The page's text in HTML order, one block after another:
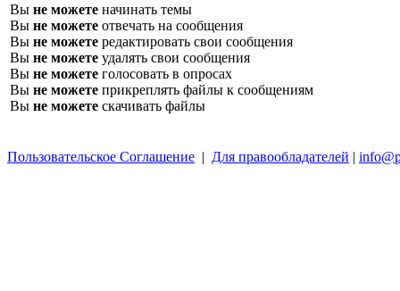
Вы не можете начинать темы
Вы не можете отвечать на сообщения
Вы не можете редактировать свои сообщения
Вы не можете удалять свои сообщения
Вы не можете голосовать в опросах
Вы не можете прикреплять файлы к сообщениям
Вы не можете скачивать файлы
Пользовательское Соглашение | Для правообладателей |